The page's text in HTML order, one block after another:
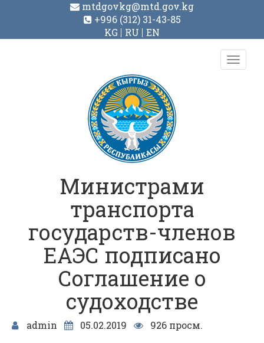
mtdgovkg@mtd.gov.kg
+996 (312) 31-43-85
KG
RU EN
Toggle
Министрами
транспорта
государств-членов
ЕАЭС подписано
Соглашение о
судоходстве
admin 05.02.2019
926 просм.